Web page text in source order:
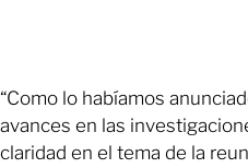
“Como lo habíamos
avances en las
claridad en el tema de la